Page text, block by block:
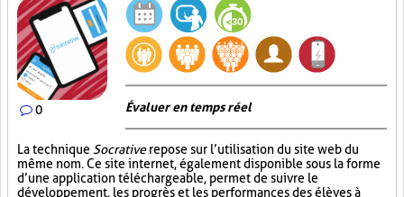
0 Évaluer en temps réel
La technique Socrativerepose sur l’utilisation du site web du
même nom. Ce site internet, également disponible sous la forme
d’une application téléchargeable, permet de suivre le
développement, les progrès et les performances des élèves à